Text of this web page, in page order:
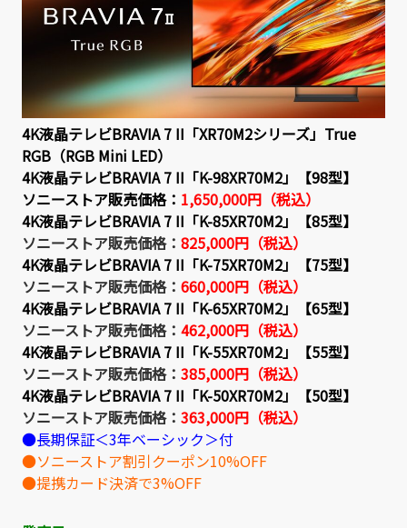
4K液晶テレビBRAVIA 7 II「XR70M2シリーズ」True
RGB（RGB Mini LED）
4K液晶テレビBRAVIA 7 II「K-98XR70M2」【98型】
ソニーストア販売価格： 1,650,000円（税込）
4K液晶テレビBRAVIA 7 II「K-85XR70M2」【85型】
ソニーストア販売価格： 825,000円（税込）
4K液晶テレビBRAVIA 7 II「K-75XR70M2」【75型】
ソニーストア販売価格： 660,000円（税込）
4K液晶テレビBRAVIA 7 II「K-65XR70M2」【65型】
ソニーストア販売価格： 462,000円（税込）
4K液晶テレビBRAVIA 7 II「K-55XR70M2」【55型】
ソニーストア販売価格： 385,000円（税込）
4K液晶テレビBRAVIA 7 II「K-50XR70M2」【50型】
ソニーストア販売価格： 363,000円（税込）
●長期保証＜3年ベーシック＞付
●ソニーストア割引クーポン10%OFF
●提携カード決済で3%OFF